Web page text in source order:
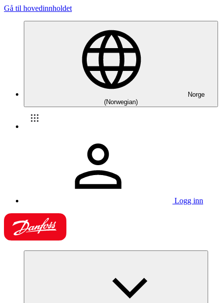
Gå til hovedinnholdet
Norge
(Norwegian)
Logg inn